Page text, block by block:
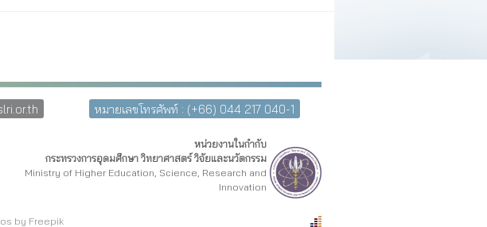
หมายเลขโทรศัพท์ : (+66) 044 217 040-1
หน่วยงานในกำกับ
กระทรวงการอุดมศึกษา วิทยาศาสตร์ วิจัยและนวัตกรรม
Ministry of Higher Education, Science, Research and
Innovation
by Freepik